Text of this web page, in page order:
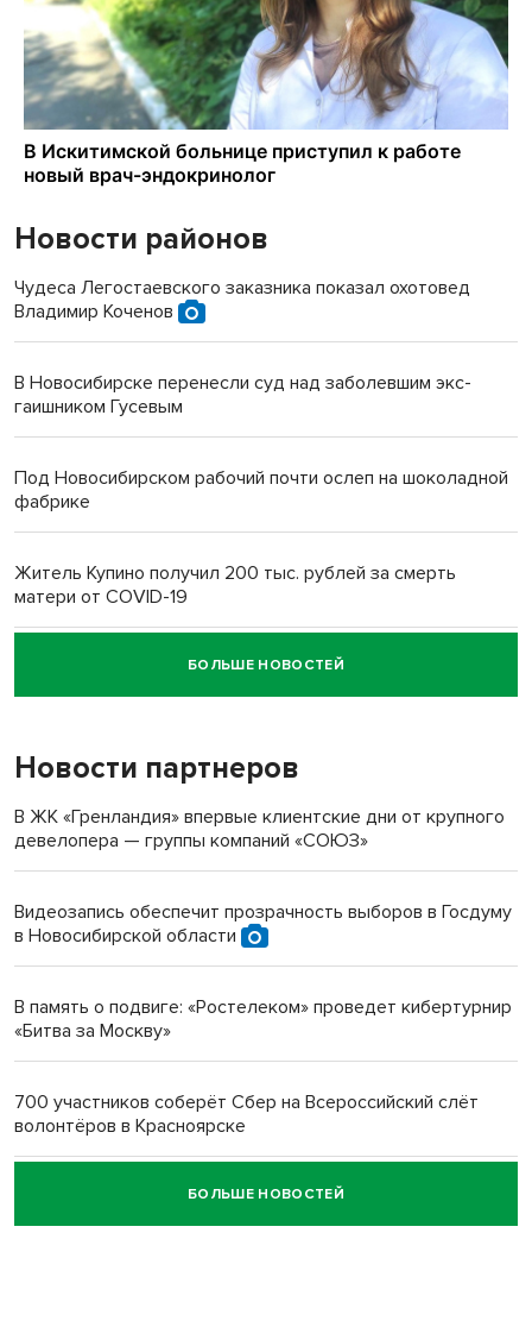
Новости районов
Чудеса Легостаевского заказника показал охотовед
Владимир Коченов
В Новосибирске перенесли суд над заболевшим экс-
гаишником Гусевым
Под Новосибирском рабочий почти ослеп на шоколадной
фабрике
Житель Купино получил 200 тыс. рублей за смерть
матери от COVID-19
Новосибирский суд наказал водителя за смерть
пенсионерки на вокзале
«Мы живём на пастбище!»: в новосибирском селе лошади
терроризируют жителей
Новосибирский преподаватель с женой вошли в топ-16
БОЛЬШЕ НОВОСТЕЙ
Новости партнеров
В ЖК «Гренландия» впервые клиентские дни от крупного
девелопера — группы компаний «СОЮЗ»
Видеозапись обеспечит прозрачность выборов в Госдуму
в Новосибирской области
В память о подвиге: «Ростелеком» проведет кибертурнир
«Битва за Москву»
700 участников соберёт Сбер на Всероссийский слёт
волонтёров в Красноярске
Честный выбор: видеонаблюдение обеспечит
объективность результатов ЕДГ в Новосибирской
БОЛЬШЕ НОВОСТЕЙ